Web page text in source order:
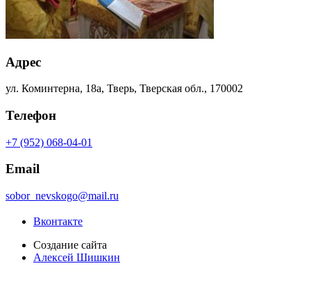
Адрес
ул. Коминтерна, 18а, Тверь, Тверская обл., 170002
Телефон
+7 (952) 068-04-01
Email
sobor_nevskogo@mail.ru
Вконтакте
Создание сайта
Алексей Шишкин